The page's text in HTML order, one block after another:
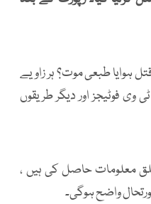
ہوایا طبعی موت؟ ہر زاویے
فوٹیجز اور دیگر طریقوں
معلومات حاصل کی ہیں ،
واضح ہوگی۔